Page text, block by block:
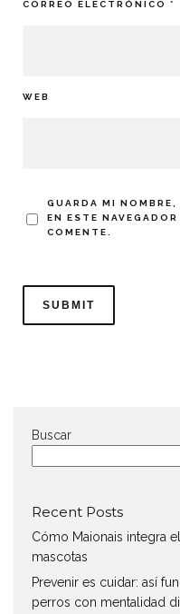
CORREO ELECTRÓNICO *
WEB
GUARDA MI NOMBRE,
EN ESTE
COMENTE.
Buscar
Recent Posts
Cómo Maionais integra
mascotas
Prevenir es cuidar: así
perros con mentalidad